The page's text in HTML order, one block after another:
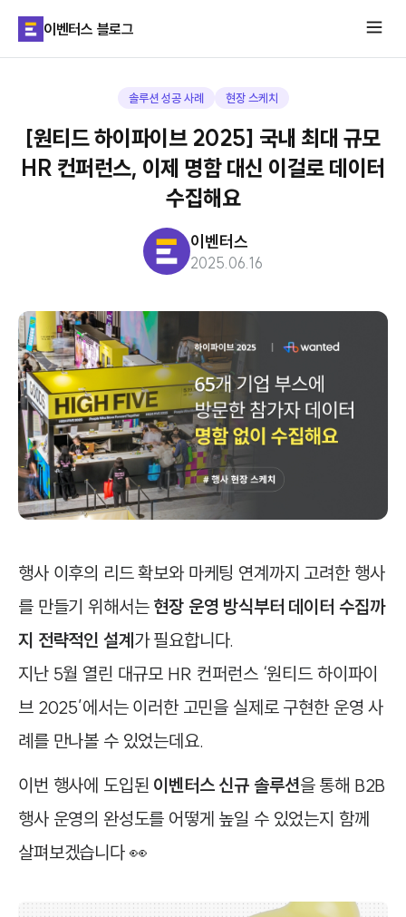
이벤터스 블로그
솔루션 성공 사례 현장 스케치
[원티드 하이파이브 2025] 국내 최대 규모
HR 컨퍼런스, 이제 명함 대신 이걸로 데이터
수집해요
이벤터스
2025.06.16
행사 이후의 리드 확보와 마케팅 연계까지 고려한 행사
를 만들기 위해서는 현장 운영 방식부터 데이터 수집까
지 전략적인 설계가 필요합니다.
지난 5월 열린 대규모 HR 컨퍼런스 ‘원티드 하이파이
브 2025’에서는 이러한 고민을 실제로 구현한 운영 사
례를 만나볼 수 있었는데요.
이번 행사에 도입된 이벤터스 신규 솔루션을 통해 B2B
행사 운영의 완성도를 어떻게 높일 수 있었는지 함께
살펴보겠습니다 👀